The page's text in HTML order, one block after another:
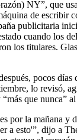
NY”, que
de escribir
publicitaria
cuando los
los titulares.
pocos días
lo revisó,
que nunca” al
por la mañana y
a esto'”, dijo a